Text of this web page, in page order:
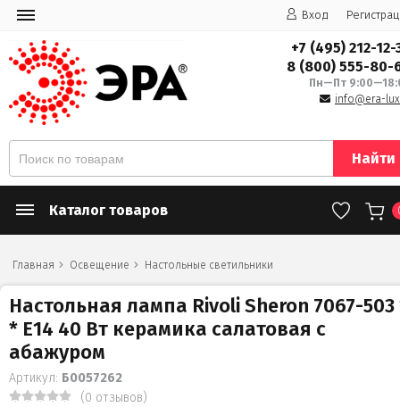
Вход
+7 (495) 212-12-
8 (800) 555-80-
Пн—Пт
info@era-
Найти
Каталог товаров
Главная Освещение Настольные светильники
Настольная лампа Rivoli Sheron 7067-503
* Е14 40 Вт керамика салатовая с
абажуром
Артикул: Б0057262
(0 отзывов)